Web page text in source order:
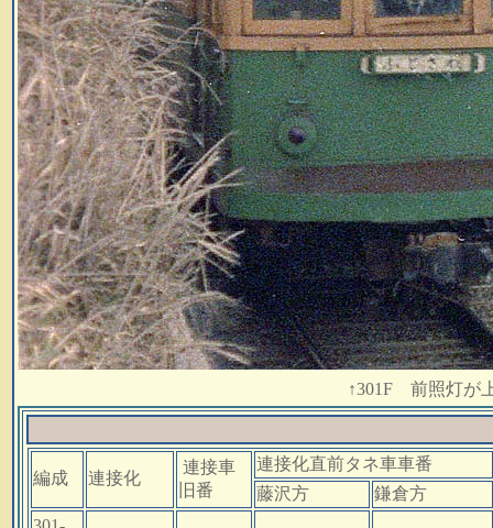
↑301F 前照灯が
編成 連接化
連接車
旧番
連接化直前タネ車車番
藤沢方
鎌倉方